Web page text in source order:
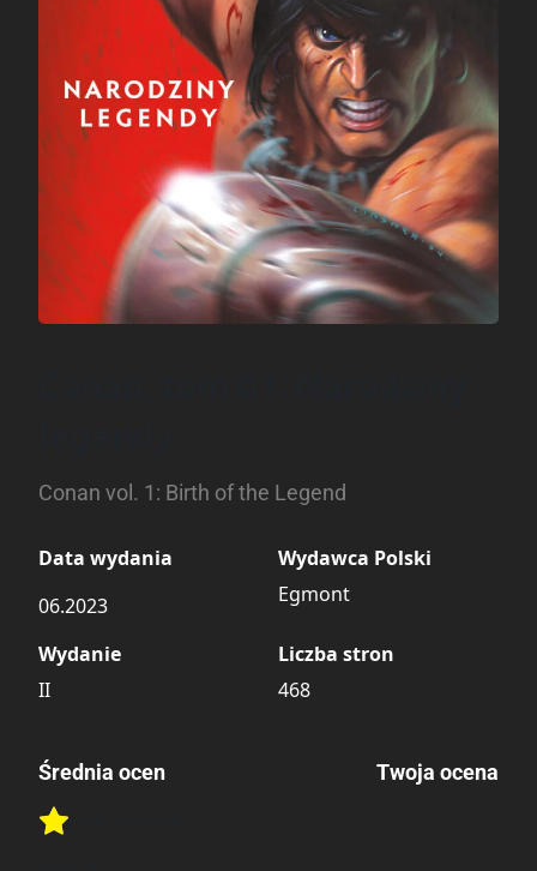
Conan vol. 1: Birth of the Legend
Data wydania
06.2023
Wydawca Polski
Egmont
Wydanie
II
Liczba stron
468
Średnia ocen
Rate this item:
Twoja ocena